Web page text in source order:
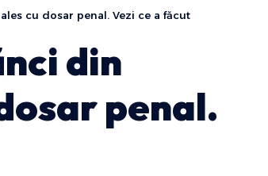
cu dosar penal. Vezi ce a făcut
din
penal.